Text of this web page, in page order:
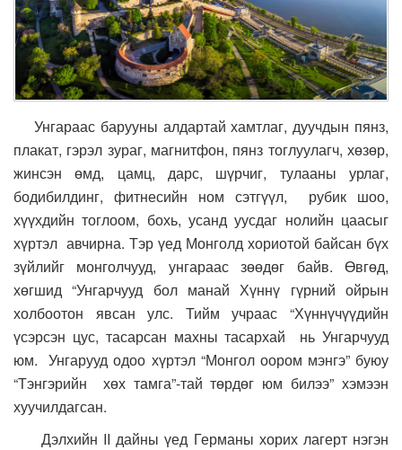
Унгараас барууны алдартай хамтлаг, дуучдын пянз,
плакат, гэрэл зураг, магнитфон, пянз тоглуулагч, хөзөр,
жинсэн өмд, цамц, дарс, шүрчиг, тулааны урлаг,
бодибилдинг, фитнесийн ном сэтгүүл, рубик шоо,
хүүхдийн тоглоом, бохь, усанд уусдаг нолийн цаасыг
хүртэл авчирна. Тэр үед Монголд хориотой байсан бүх
зүйлийг монголчууд, унгараас зөөдөг байв. Өвгөд,
хөгшид “Унгарчууд бол манай Хүннү гүрний ойрын
холбоотон явсан улс. Тийм учраас “Хүннүчүүдийн
үсэрсэн цус, тасарсан махны тасархай нь Унгарчууд
юм. Унгарууд одоо хүртэл “Монгол оором мэнгэ” буюу
“Тэнгэрийн хөх тамга”-тай төрдөг юм билээ” хэмээн
хуучилдагсан.
Дэлхийн II дайны үед Германы хорих лагерт нэгэн